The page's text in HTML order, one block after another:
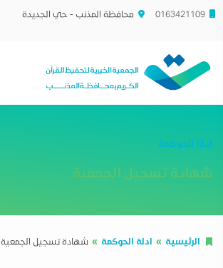
0163421109 محافظة المذنب - حي الجديدة
ادلة الحوكمة
شهادة تسجيل الجمعية
الرئيسية ادلة الحوكمة شهادة تسجيل الجمعية